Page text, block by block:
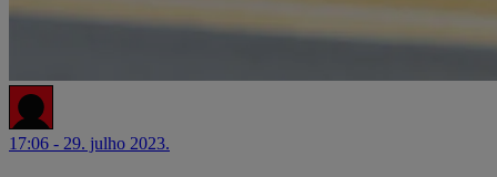
17:06 - 29. julho 2023.